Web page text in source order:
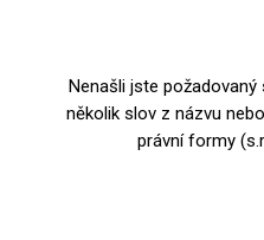
Nenašli jste
několik slov z názvu
právní formy